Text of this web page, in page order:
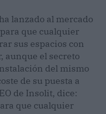
lanzado al mercado
que cualquier
sus espacios con
aunque el secreto
del mismo
de su puesta a
de Insolit, dice:
que cualquier